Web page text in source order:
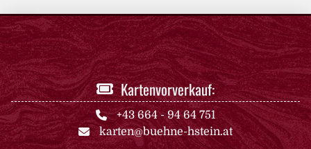
Kartenvorverkauf:
+43 664 - 94 64 751
karten@buehne-hstein.at